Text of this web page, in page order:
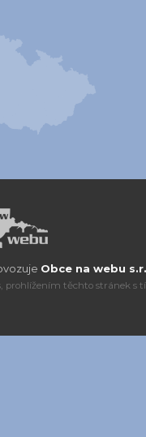
Obce na webu
prohlížením těchto stránek s